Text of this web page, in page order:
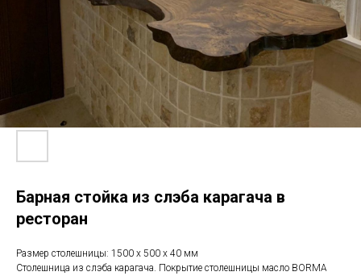
Барная стойка из слэба карагача в
ресторан
Размер столешницы: 1500 х 500 х 40 мм
Столешница из слэба карагача. Покрытие столешницы масло BORMA